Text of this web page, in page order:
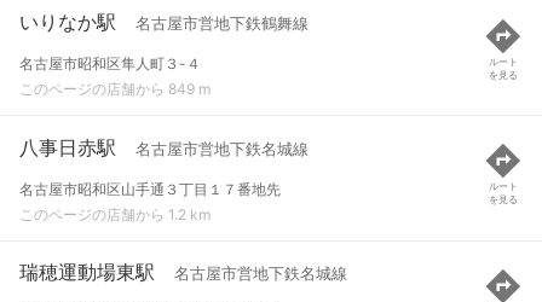
いりなか駅 名古屋市営地下鉄鶴舞線
名古屋市昭和区隼人町３-４
このページの店舗から 849 m
ルート
を見る
八事日赤駅 名古屋市営地下鉄名城線
名古屋市昭和区山手通３丁目１７番地先
このページの店舗から 1.2 km
ルート
を見る
瑞穂運動場東駅 名古屋市営地下鉄名城線